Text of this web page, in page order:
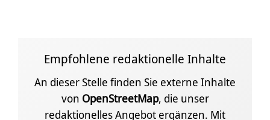
Empfohlene redaktionelle Inhalte
An dieser Stelle finden Sie externe Inhalte
von OpenStreetMap, die unser
redaktionelles Angebot ergänzen. Mit